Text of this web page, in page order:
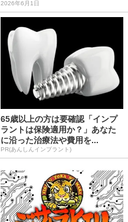
2026年6月1日
65歳以上の方は要確認「インプ
ラントは保険適用か？」あなた
に沿った治療法や費用を...
PR(あんしんインプラント)